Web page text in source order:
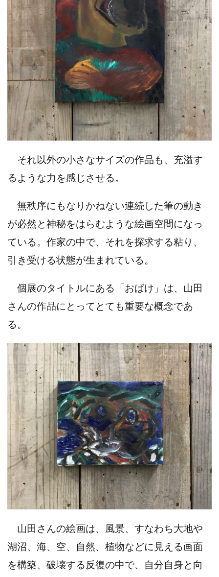
それ以外の小さなサイズの作品も、充溢す
るような力を感じさせる。
無秩序にもなりかねない連続した筆の動き
が必然と神秘をはらむような絵画空間になっ
ている。作家の中で、それを探求する粘り、
引き受ける状態が生まれている。
個展のタイトルにある「おばけ」は、山田
さんの作品にとってとても重要な概念であ
る。
山田さんの絵画は、風景、すなわち大地や
湖沼、海、空、自然、植物などに見える画面
を構築、破壊する反復の中で、自分自身と向